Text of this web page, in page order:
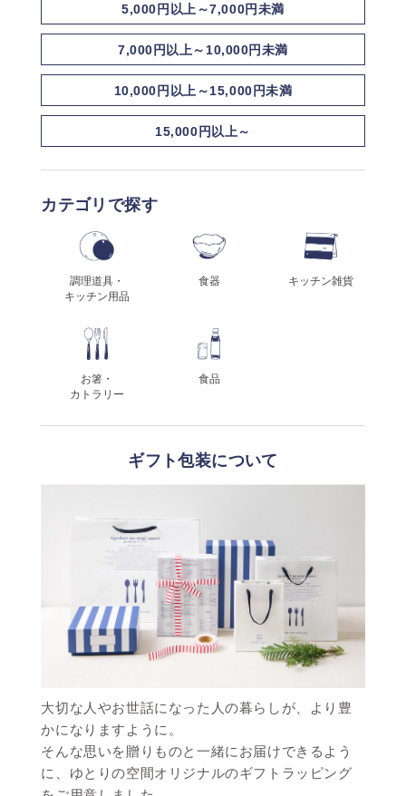
5,000円以上～7,000円未満
7,000円以上～10,000円未満
10,000円以上～15,000円未満
15,000円以上～
カテゴリで探す
調理道具・
キッチン用品
食器 キッチン雑貨
お箸・
カトラリー
食品
ギフト包装について
大切な人やお世話になった人の暮らしが、より豊
かになりますように。
そんな思いを贈りものと一緒にお届けできるよう
に、ゆとりの空間オリジナルのギフトラッピング